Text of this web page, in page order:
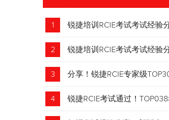
1 锐捷培训RCIE考试考试经验
2 锐捷培训RCIE考试考试经验
3 分享！锐捷RCIE专家级
4 锐捷RCIE考试通过！